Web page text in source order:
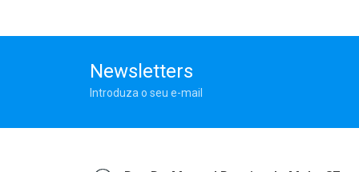
Newsletters
Introduza o seu e-mail